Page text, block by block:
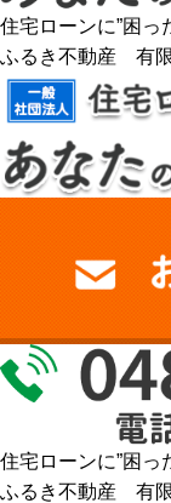
住宅ローンに”困
ふるき不動産 有
住宅ローンに”困
ふるき不動産 有